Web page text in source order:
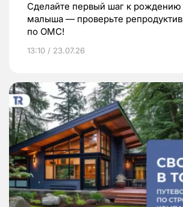
Сделайте первый шаг к рождению
малыша — проверьте
по ОМС!
13:10 / 23.07.26